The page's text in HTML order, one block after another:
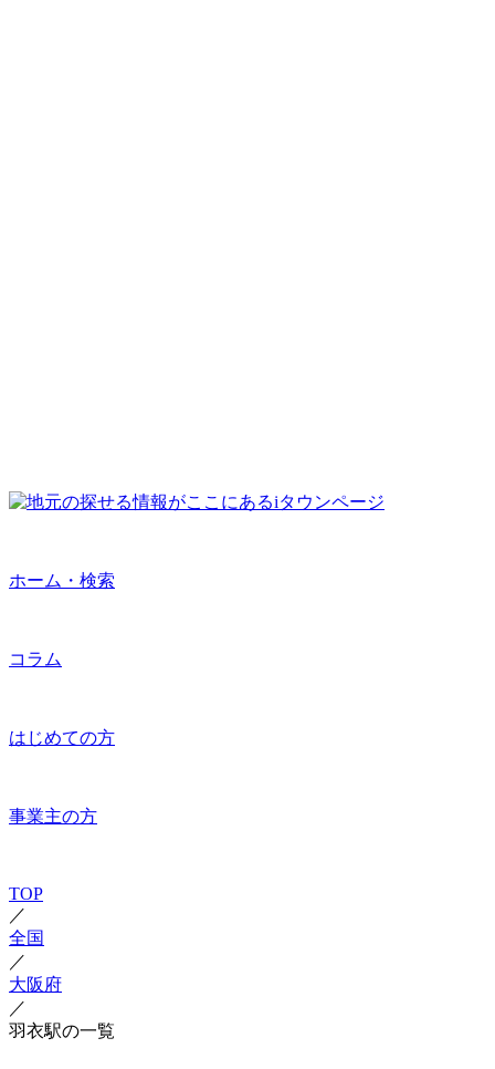
ホーム・検索
コラム
はじめての方
事業主の方
TOP
／
全国
／
大阪府
／
羽衣駅の一覧